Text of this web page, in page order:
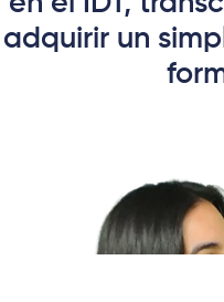
adquirir un